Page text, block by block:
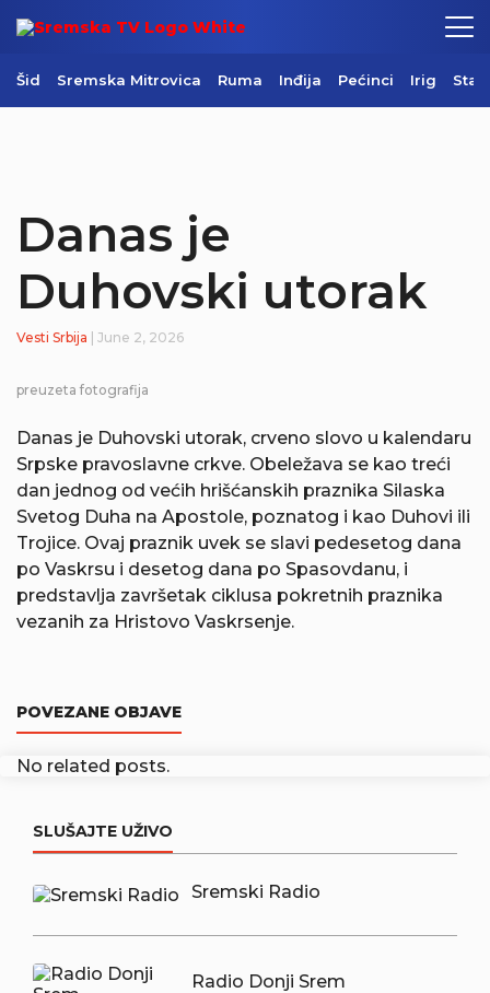
Šid Sremska Mitrovica Ruma Inđija Pećinci Irig
Danas je
Duhovski utorak
Vesti Srbija | June 2, 2026
preuzeta fotografija
Danas je Duhovski utorak, crveno slovo u kalendaru
Srpske pravoslavne crkve. Obeležava se kao treći
dan jednog od većih hrišćanskih praznika Silaska
Svetog Duha na Apostole, poznatog i kao Duhovi ili
Trojice. Ovaj praznik uvek se slavi pedesetog dana
po Vaskrsu i desetog dana po Spasovdanu, i
predstavlja završetak ciklusa pokretnih praznika
vezanih za Hristovo Vaskrsenje.
POVEZANE OBJAVE
No related posts.
SLUŠAJTE UŽIVO
Sremski Radio
Radio Donji Srem